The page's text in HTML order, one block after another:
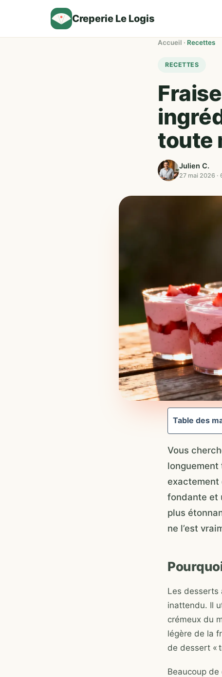
Creperie Le Logis
Accueil · Recettes
RECETTES
toute
Julien C.
27 mai 2026 ·
Table des
Vous
longuement
exactement
fondante et
plus
ne l’est
Les desserts
inattendu. Il
crémeux du
légère de la
de dessert «
Beaucoup